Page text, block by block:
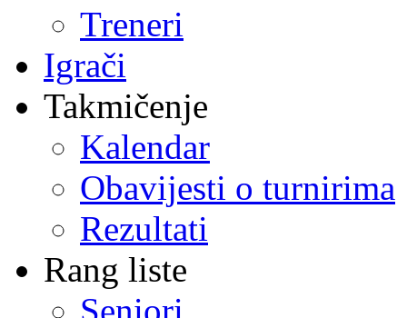
Treneri
Igrači
Takmičenje
Kalendar
Obavijesti o turnirima
Rezultati
Rang liste